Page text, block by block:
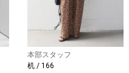
本部スタッフ
机 / 166